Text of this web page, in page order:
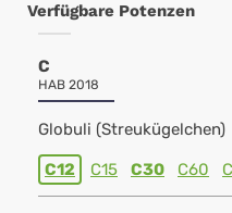
Verfügbare Potenzen
C
HAB 2018
Globuli (Streukügelchen)
C12 C15 C30 C60